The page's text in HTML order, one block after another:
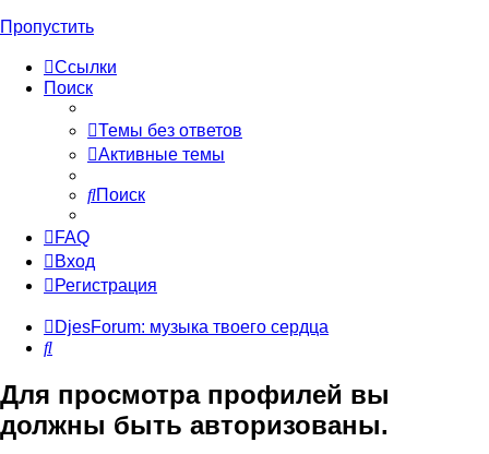
Пропустить
Ссылки
Поиск
Темы без ответов
Активные темы
Поиск
FAQ
Вход
Регистрация
DjesForum: музыка твоего сердца
Поиск
Для просмотра профилей вы
должны быть авторизованы.